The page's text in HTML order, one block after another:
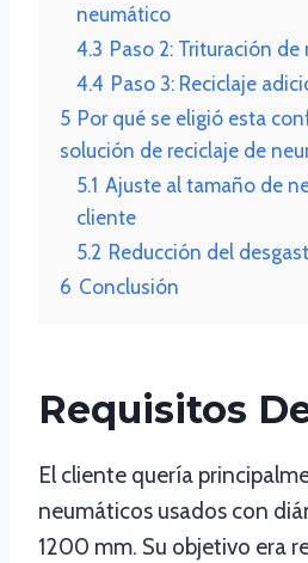
neumático
4.3 Paso 2: Trituración
4.4 Paso 3: Reciclaje
5 Por qué se eligió esta
solución de reciclaje de
5.1 Ajuste al tamaño de
cliente
5.2 Reducción del
6 Conclusión
Requisitos
El cliente quería
neumáticos usados con
1200 mm. Su objetivo era